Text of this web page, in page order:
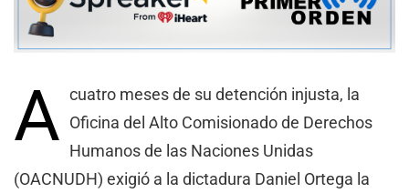
A cuatro meses de su detención injusta, la
Oficina del Alto Comisionado de Derechos
Humanos de las Naciones Unidas
(OACNUDH) exigió a la dictadura Daniel Ortega la